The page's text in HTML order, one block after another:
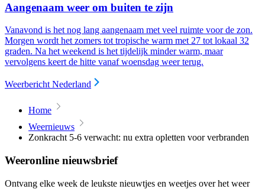
Aangenaam weer om buiten te zijn
Vanavond is het nog lang aangenaam met veel ruimte voor de zon.
Morgen wordt het zomers tot tropische warm met 27 tot lokaal 32
graden. Na het weekend is het tijdelijk minder warm, maar
vervolgens keert de hitte vanaf woensdag weer terug.
Weerbericht Nederland
Home
Weernieuws
Zonkracht 5-6 verwacht: nu extra opletten voor verbranden
Weeronline nieuwsbrief
Ontvang elke week de leukste nieuwtjes en weetjes over het weer